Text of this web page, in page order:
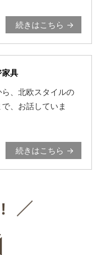
続きはこちら
具
、北欧スタイルの
、お話していま
続きはこちら